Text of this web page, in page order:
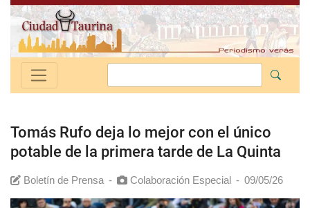
Tomás Rufo deja lo mejor con el único
potable de la primera tarde de La Quinta
Boletín de Prensa - Colaboración Especial - 09/05/26